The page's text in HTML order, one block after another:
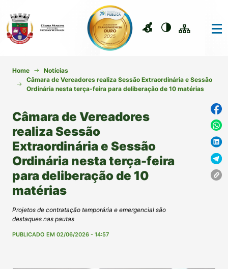
Home
Notícias
Câmara de Vereadores realiza Sessão Extraordinária e Sessão
Ordinária nesta terça-feira para deliberação de 10 matérias
Câmara de Vereadores
realiza Sessão
Extraordinária e Sessão
Ordinária nesta terça-feira
para deliberação de 10
matérias
Projetos de contratação temporária e emergencial são
destaques nas pautas
PUBLICADO EM 02/06/2026 - 14:57